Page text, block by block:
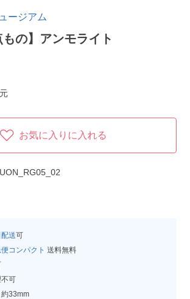
ージアム
もの】アンモライト
お気に入りに入れる
送可
コンパクト 送料無料
可
33mm